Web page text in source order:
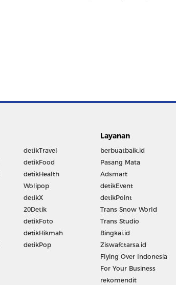
detikTravel
detikFood
detikHealth
Wolipop
detikX
20Detik
detikFoto
detikHikmah
detikPop
Layanan
berbuatbaik.id
Pasang Mata
Adsmart
detikEvent
detikPoint
Trans Snow World
Trans Studio
Bingkai.id
Ziswafctarsa.id
Flying Over Indonesia
For Your Business
rekomendit